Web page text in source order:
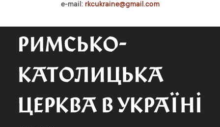
e-mail: rkcukraine@gmail.com